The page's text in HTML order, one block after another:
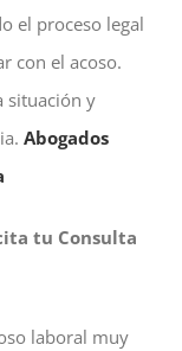
el proceso legal
con el acoso.
situación y
Abogados
tu Consulta
laboral muy